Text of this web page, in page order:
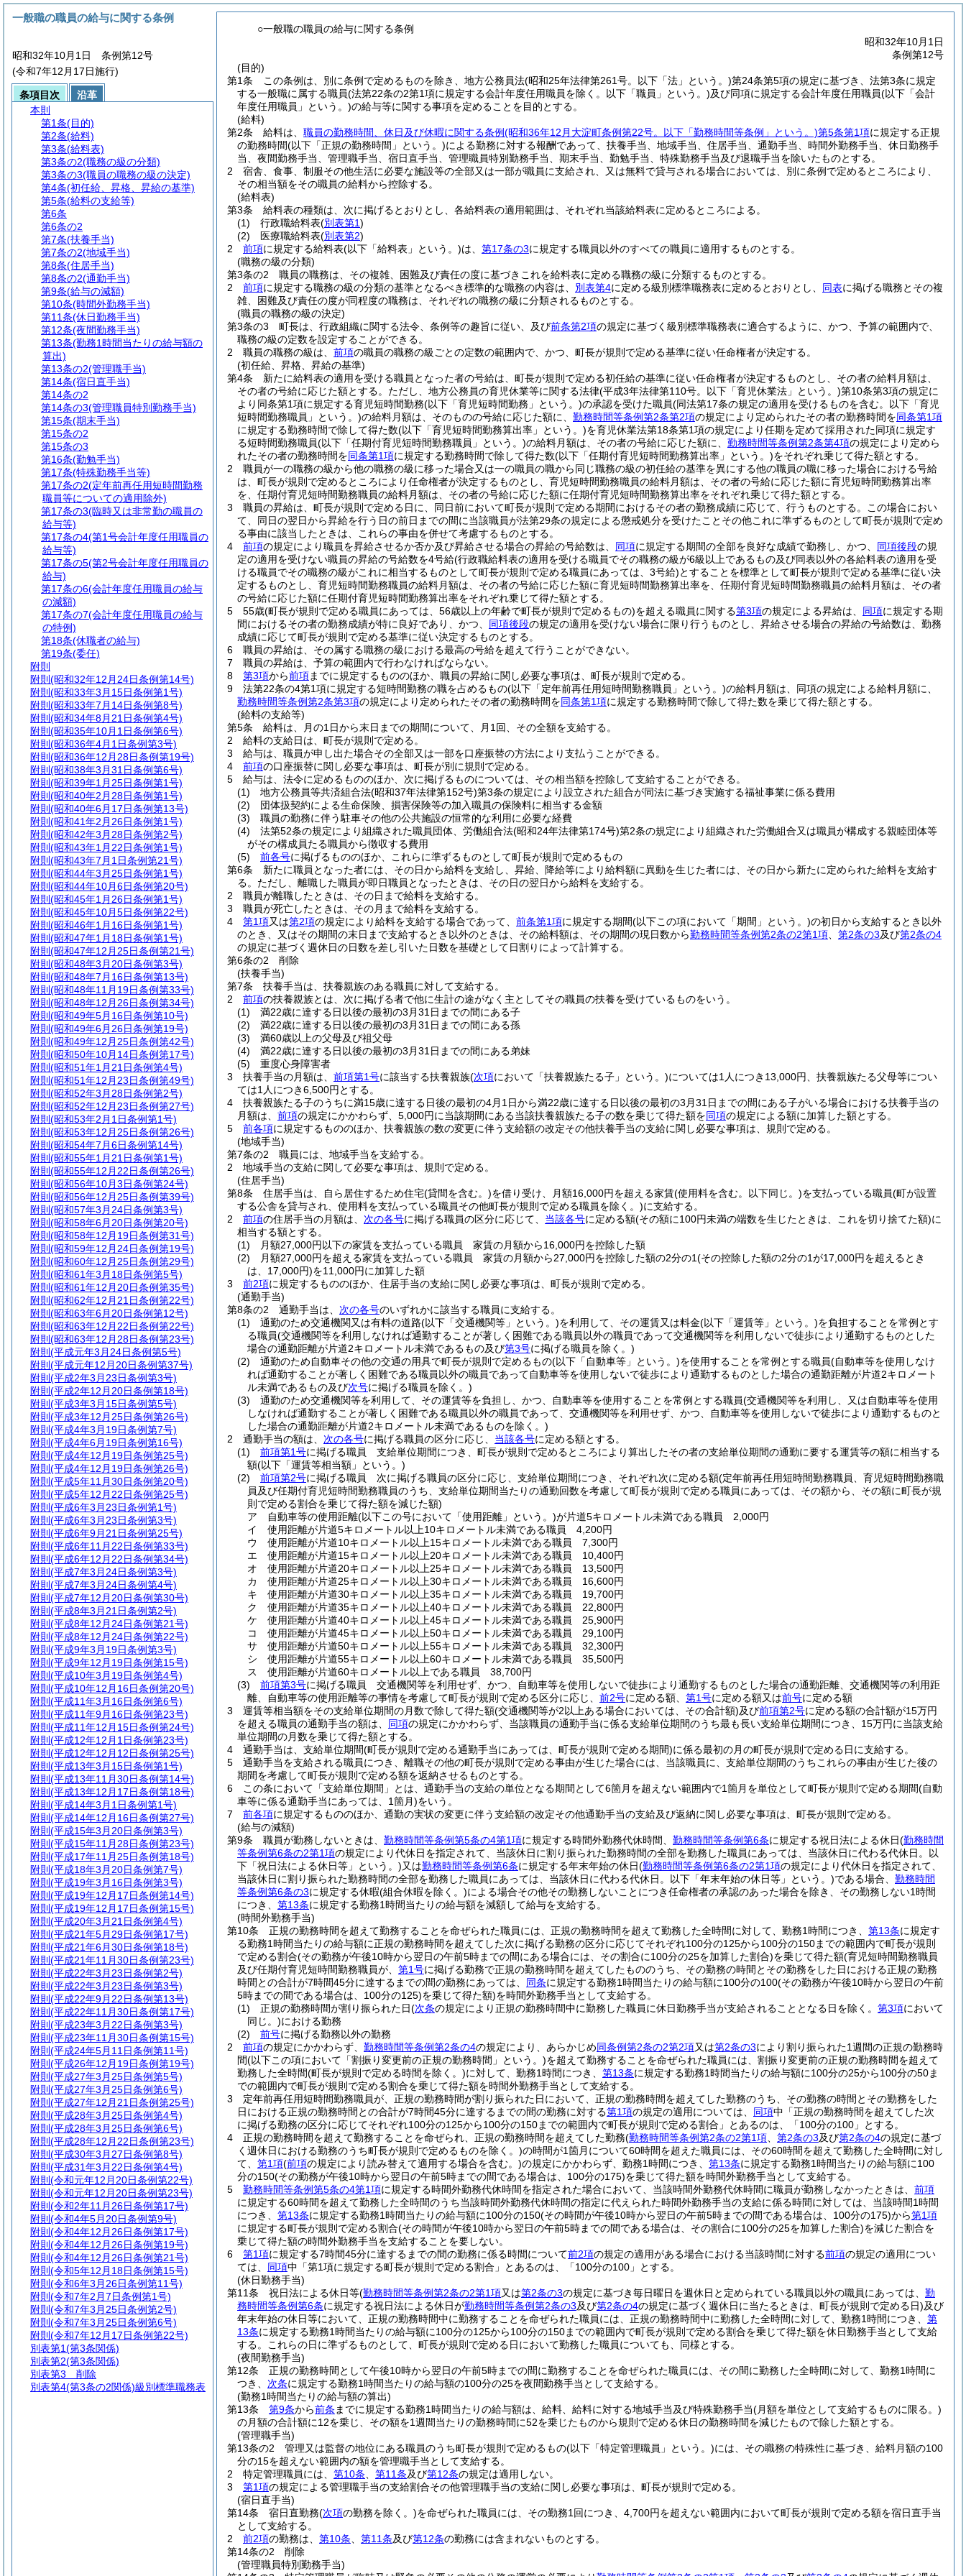
○一般職の職員の給与に関する条例
昭和32年10月1日
条例第12号
(目的)
第1条
この条例は、別に条例で定めるものを除き、地方公務員法(昭和25年法律第261号。以下「法」という。)第24条第5項の規定に基づき、法第3条に規定
する一般職に属する職員(法第22条の2第1項に規定する会計年度任用職員を除く。以下「職員」という。)及び同項に規定する会計年度任用職員(以下「会計
年度任用職員」という。)の給与等に関する事項を定めることを目的とする。
(給料)
第2条
給料は、 職員の勤務時間、休日及び休暇に関する条例(昭和36年12月大淀町条例第22号。以下「勤務時間等条例」という。)第5条第1項に規定する正規
の勤務時間(以下「正規の勤務時間」という。)による勤務に対する報酬であって、扶養手当、地域手当、住居手当、通勤手当、時間外勤務手当、休日勤務手
当、夜間勤務手当、管理職手当、宿日直手当、管理職員特別勤務手当、期末手当、勤勉手当、特殊勤務手当及び退職手当を除いたものとする。
2
宿舎、食事、制服その他生活に必要な施設等の全部又は一部が職員に支給され、又は無料で貸与される場合においては、別に条例で定めるところにより、
その相当額をその職員の給料から控除する。
(給料表)
第3条
給料表の種類は、次に掲げるとおりとし、各給料表の適用範囲は、それぞれ当該給料表に定めるところによる。
(1)
行政職給料表(別表第1)
(2)
医療職給料表(別表第2)
2
前項に規定する給料表(以下「給料表」という。)は、 第17条の3に規定する職員以外のすべての職員に適用するものとする。
(職務の級の分類)
第3条の2
職員の職務は、その複雑、困難及び責任の度に基づきこれを給料表に定める職務の級に分類するものとする。
2
前項に規定する職務の級の分類の基準となるべき標準的な職務の内容は、 別表第4に定める級別標準職務表に定めるとおりとし、 同表に掲げる職務とその複
雑、困難及び責任の度が同程度の職務は、それぞれの職務の級に分類されるものとする。
(職員の職務の級の決定)
第3条の3
町長は、行政組織に関する法令、条例等の趣旨に従い、及び前条第2項の規定に基づく級別標準職務表に適合するように、かつ、予算の範囲内で、
職務の級の定数を設定することができる。
2
職員の職務の級は、 前項の職員の職務の級ごとの定数の範囲内で、かつ、町長が規則で定める基準に従い任命権者が決定する。
(初任給、昇格、昇給の基準)
第4条
新たに給料表の適用を受ける職員となった者の号給は、町長が規則で定める初任給の基準に従い任命権者が決定するものとし、その者の給料月額は、
その者の号給に応じた額とする。 ただし、地方公務員の育児休業等に関する法律(平成3年法律第110号。以下「育児休業法」という。)第10条第3項の規定に
より同条第1項に規定する育児短時間勤務(以下「育児短時間勤務」という。)の承認を受けた職員(同法第17条の規定の適用を受けるものを含む。以下「育児
短時間勤務職員」という。)の給料月額は、そのものの号給に応じた額に、 勤務時間等条例第2条第2項の規定により定められたその者の勤務時間を同条第1項
に規定する勤務時間で除して得た数(以下「育児短時間勤務算出率」という。)を育児休業法第18条第1項の規定により任期を定めて採用された同項に規定す
る短時間勤務職員(以下「任期付育児短時間勤務職員」という。)の給料月額は、その者の号給に応じた額に、 勤務時間等条例第2条第4項の規定により定めら
れたその者の勤務時間を同条第1項に規定する勤務時間で除して得た数(以下「任期付育児短時間勤務算出率」という。)をそれぞれ乗じて得た額とする。
2
職員が一の職務の級から他の職務の級に移った場合又は一の職員の職から同じ職務の級の初任給の基準を異にする他の職員の職に移った場合における号給
は、町長が規則で定めるところにより任命権者が決定するものとし、育児短時間勤務職員の給料月額は、その者の号給に応じた額に育児短時間勤務算出率
を、任期付育児短時間勤務職員の給料月額は、その者の号給に応じた額に任期付育児短時間勤務算出率をそれぞれ乗じて得た額とする。
3
職員の昇給は、町長が規則で定める日に、同日前において町長が規則で定める期間におけるその者の勤務成績に応じて、行うものとする。
この場合におい
て、同日の翌日から昇給を行う日の前日までの間に当該職員が法第29条の規定による懲戒処分を受けたことその他これに準ずるものとして町長が規則で定め
る事由に該当したときは、これらの事由を併せて考慮するものとする。
4
前項の規定により職員を昇給させるか否か及び昇給させる場合の昇給の号給数は、 同項に規定する期間の全部を良好な成績で勤務し、かつ、 同項後段の規
定の適用を受けない職員の昇給の号給数を4号給(行政職給料表の適用を受ける職員でその職務の級が6級以上であるもの及び同表以外の各給料表の適用を受
ける職員でその職務の級がこれに相当するものとして町長が規則で定める職員にあっては、3号給)とすることを標準として町長が規則で定める基準に従い決
定するものとし、育児短時間勤務職員の給料月額は、その者の号給に応じた額に育児短時間勤務算出率を、任期付育児短時間勤務職員の給料月額は、その者
の号給に応じた額に任期付育児短時間勤務算出率をそれぞれ乗じて得た額とする。
5
55歳(町長が規則で定める職員にあっては、56歳以上の年齢で町長が規則で定めるもの)を超える職員に関する第3項の規定による昇給は、 同項に規定する期
間におけるその者の勤務成績が特に良好であり、かつ、 同項後段の規定の適用を受けない場合に限り行うものとし、昇給させる場合の昇給の号給数は、勤務
成績に応じて町長が規則で定める基準に従い決定するものとする。
6
職員の昇給は、その属する職務の級における最高の号給を超えて行うことができない。
7
職員の昇給は、予算の範囲内で行わなければならない。
8
第3項から前項までに規定するもののほか、職員の昇給に関し必要な事項は、町長が規則で定める。
9
法第22条の4第1項に規定する短時間勤務の職を占めるもの(以下「定年前再任用短時間勤務職員」という。)の給料月額は、同項の規定による給料月額に、
勤務時間等条例第2条第3項の規定により定められたその者の勤務時間を同条第1項に規定する勤務時間で除して得た数を乗じて得た額とする。
(給料の支給等)
第5条
給料は、月の1日から末日までの期間について、月1回、その全額を支給する。
2
給料の支給日は、町長が規則で定める。
3
給与は、職員が申し出た場合その全部又は一部を口座振替の方法により支払うことができる。
4
前項の口座振替に関し必要な事項は、町長が別に規則で定める。
5
給与は、法令に定めるもののほか、次に掲げるものについては、その相当額を控除して支給することができる。
(1)
地方公務員等共済組合法(昭和37年法律第152号)第3条の規定により設立された組合が同法に基づき実施する福祉事業に係る費用
(2)
団体扱契約による生命保険、損害保険等の加入職員の保険料に相当する金額
(3)
職員の勤務に伴う駐車その他の公共施設の恒常的な利用に必要な経費
(4)
法第52条の規定により組織された職員団体、労働組合法(昭和24年法律第174号)第2条の規定により組織された労働組合又は職員が構成する親睦団体等
がその構成員たる職員から徴収する費用
(5)
前各号に掲げるもののほか、これらに準ずるものとして町長が規則で定めるもの
第6条
新たに職員となった者には、その日から給料を支給し、昇給、降給等により給料額に異動を生じた者には、その日から新たに定められた給料を支給す
る。 ただし、離職した職員が即日職員となったときは、その日の翌日から給料を支給する。
2
職員が離職したときは、その日まで給料を支給する。
3
職員が死亡したときは、その月まで給料を支給する。
4
第1項又は第2項の規定により給料を支給する場合であって、 前条第1項に規定する期間(以下この項において「期間」という。)の初日から支給するとき以外
のとき、又はその期間の末日まで支給するとき以外のときは、その給料額は、その期間の現日数から勤務時間等条例第2条の2第1項 第2条の3及び第2条の4
の規定に基づく週休日の日数を差し引いた日数を基礎として日割りによって計算する。
第6条の2
削除
(扶養手当)
第7条
扶養手当は、扶養親族のある職員に対して支給する。
2
前項の扶養親族とは、次に掲げる者で他に生計の途がなく主としてその職員の扶養を受けているものをいう。
(1)
満22歳に達する日以後の最初の3月31日までの間にある子
(2)
満22歳に達する日以後の最初の3月31日までの間にある孫
(3)
満60歳以上の父母及び祖父母
(4)
満22歳に達する日以後の最初の3月31日までの間にある弟妹
(5)
重度心身障害者
3
扶養手当の月額は、 前項第1号に該当する扶養親族(次項において「扶養親族たる子」という。)については1人につき13,000円、扶養親族たる父母等につい
ては1人につき6,500円とする。
4
扶養親族たる子のうちに満15歳に達する日後の最初の4月1日から満22歳に達する日以後の最初の3月31日までの間にある子がいる場合における扶養手当の
月額は、 前項の規定にかかわらず、5,000円に当該期間にある当該扶養親族たる子の数を乗じて得た額を同項の規定による額に加算した額とする。
5
前各項に規定するもののほか、扶養親族の数の変更に伴う支給額の改定その他扶養手当の支給に関し必要な事項は、規則で定める。
(地域手当)
第7条の2
職員には、地域手当を支給する。
2
地域手当の支給に関して必要な事項は、規則で定める。
(住居手当)
第8条
住居手当は、自ら居住するため住宅(貸間を含む。)を借り受け、月額16,000円を超える家賃(使用料を含む。以下同じ。)を支払っている職員(町が設置
する公舎を貸与され、使用料を支払っている職員その他町長が規則で定める職員を除く。)に支給する。
2
前項の住居手当の月額は、 次の各号に掲げる職員の区分に応じて、 当該各号に定める額(その額に100円未満の端数を生じたときは、これを切り捨てた額)に
相当する額とする。
(1)
月額27,000円以下の家賃を支払っている職員 家賃の月額から16,000円を控除した額
(2)
月額27,000円を超える家賃を支払っている職員 家賃の月額から27,000円を控除した額の2分の1(その控除した額の2分の1が17,000円を超えるとき
は、17,000円)を11,000円に加算した額
3
前2項に規定するもののほか、住居手当の支給に関し必要な事項は、町長が規則で定める。
(通勤手当)
第8条の2
通勤手当は、 次の各号のいずれかに該当する職員に支給する。
(1)
通勤のため交通機関又は有料の道路(以下「交通機関等」という。)を利用して、その運賃又は料金(以下「運賃等」という。)を負担することを常例とす
る職員(交通機関等を利用しなければ通勤することが著しく困難である職員以外の職員であって交通機関等を利用しないで徒歩により通勤するものとした
場合の通勤距離が片道2キロメートル未満であるもの及び第3号に掲げる職員を除く。)
(2)
通勤のため自動車その他の交通の用具で町長が規則で定めるもの(以下「自動車等」という。)を使用することを常例とする職員(自動車等を使用しなけ
れば通勤することが著しく困難である職員以外の職員であって自動車等を使用しないで徒歩により通勤するものとした場合の通勤距離が片道2キロメート
ル未満であるもの及び次号に掲げる職員を除く。)
(3)
通勤のため交通機関等を利用して、その運賃等を負担し、かつ、自動車等を使用することを常例とする職員(交通機関等を利用し、又は自動車等を使用
しなければ通勤することが著しく困難である職員以外の職員であって、交通機関等を利用せず、かつ、自動車等を使用しないで徒歩により通勤するものと
した場合の通勤距離が片道2キロメートル未満であるものを除く。)
2
通勤手当の額は、 次の各号に掲げる職員の区分に応じ、 当該各号に定める額とする。
(1)
前項第1号に掲げる職員 支給単位期間につき、町長が規則で定めるところにより算出したその者の支給単位期間の通勤に要する運賃等の額に相当する
額(以下「運賃等相当額」という。)
(2)
前項第2号に掲げる職員 次に掲げる職員の区分に応じ、支給単位期間につき、それぞれ次に定める額(定年前再任用短時間勤務職員、育児短時間勤務職
員及び任期付育児短時間勤務職員のうち、支給単位期間当たりの通勤回数を考慮して町長が規則で定める職員にあっては、その額から、その額に町長が規
則で定める割合を乗じて得た額を減じた額)
ア
自動車等の使用距離(以下この号において「使用距離」という。)が片道5キロメートル未満である職員 2,000円
イ
使用距離が片道5キロメートル以上10キロメートル未満である職員 4,200円
ウ
使用距離が片道10キロメートル以上15キロメートル未満である職員 7,300円
エ
使用距離が片道15キロメートル以上20キロメートル未満である職員 10,400円
オ
使用距離が片道20キロメートル以上25キロメートル未満である職員 13,500円
カ
使用距離が片道25キロメートル以上30キロメートル未満である職員 16,600円
キ
使用距離が片道30キロメートル以上35キロメートル未満である職員 19,700円
ク
使用距離が片道35キロメートル以上40キロメートル未満である職員 22,800円
ケ
使用距離が片道40キロメートル以上45キロメートル未満である職員 25,900円
コ
使用距離が片道45キロメートル以上50キロメートル未満である職員 29,100円
サ
使用距離が片道50キロメートル以上55キロメートル未満である職員 32,300円
シ
使用距離が片道55キロメートル以上60キロメートル未満である職員 35,500円
ス
使用距離が片道60キロメートル以上である職員 38,700円
(3)
前項第3号に掲げる職員 交通機関等を利用せず、かつ、自動車等を使用しないで徒歩により通勤するものとした場合の通勤距離、交通機関等の利用距
離、自動車等の使用距離等の事情を考慮して町長が規則で定める区分に応じ、 前2号に定める額、 第1号に定める額又は前号に定める額
3
運賃等相当額をその支給単位期間の月数で除して得た額(交通機関等が2以上ある場合においては、その合計額)及び前項第2号に定める額の合計額が15万円
を超える職員の通勤手当の額は、 同項の規定にかかわらず、当該職員の通勤手当に係る支給単位期間のうち最も長い支給単位期間につき、15万円に当該支給
単位期間の月数を乗じて得た額とする。
4
通勤手当は、支給単位期間(町長が規則で定める通勤手当にあっては、町長が規則で定める期間)に係る最初の月の町長が規則で定める日に支給する。
5
通勤手当を支給される職員につき、離職その他の町長が規則で定める事由が生じた場合には、当該職員に、支給単位期間のうちこれらの事由が生じた後の
期間を考慮して町長が規則で定める額を返納させるものとする。
6
この条において「支給単位期間」とは、通勤手当の支給の単位となる期間として6箇月を超えない範囲内で1箇月を単位として町長が規則で定める期間(自動
車等に係る通勤手当にあっては、1箇月)をいう。
7
前各項に規定するもののほか、通勤の実状の変更に伴う支給額の改定その他通勤手当の支給及び返納に関し必要な事項は、町長が規則で定める。
(給与の減額)
第9条
職員が勤務しないときは、 勤務時間等条例第5条の4第1項に規定する時間外勤務代休時間、 勤務時間等条例第6条に規定する祝日法による休日(勤務時間
等条例第6条の2第1項の規定により代休日を指定されて、当該休日に割り振られた勤務時間の全部を勤務した職員にあっては、当該休日に代わる代休日。以
下「祝日法による休日等」という。)又は勤務時間等条例第6条に規定する年末年始の休日(勤務時間等条例第6条の2第1項の規定により代休日を指定されて、
当該休日に割り振られた勤務時間の全部を勤務した職員にあっては、当該休日に代わる代休日。以下「年末年始の休日等」という。)である場合、 勤務時間
等条例第6条の3に規定する休暇(組合休暇を除く。)による場合その他その勤務しないことにつき任命権者の承認のあった場合を除き、その勤務しない1時間
につき、 第13条に規定する勤務1時間当たりの給与額を減額して給与を支給する。
(時間外勤務手当)
第10条
正規の勤務時間を超えて勤務することを命ぜられた職員には、正規の勤務時間を超えて勤務した全時間に対して、勤務1時間につき、 第13条に規定す
る勤務1時間当たりの給与額に正規の勤務時間を超えてした次に掲げる勤務の区分に応じてそれぞれ100分の125から100分の150までの範囲内で町長が規則
で定める割合(その勤務が午後10時から翌日の午前5時までの間にある場合には、その割合に100分の25を加算した割合)を乗じて得た額(育児短時間勤務職員
及び任期付育児短時間勤務職員が、 第1号に掲げる勤務で正規の勤務時間を超えてしたもののうち、その勤務の時間とその勤務をした日における正規の勤務
時間との合計が7時間45分に達するまでの間の勤務にあっては、 同条に規定する勤務1時間当たりの給与額に100分の100(その勤務が午後10時から翌日の午前
5時までの間である場合は、100分の125)を乗じて得た額)を時間外勤務手当として支給する。
(1)
正規の勤務時間が割り振られた日(次条の規定により正規の勤務時間中に勤務した職員に休日勤務手当が支給されることとなる日を除く。 第3項において
同じ。)における勤務
(2)
前号に掲げる勤務以外の勤務
2
前項の規定にかかわらず、 勤務時間等条例第2条の4の規定により、あらかじめ同条例第2条の2第2項又は第2条の3により割り振られた1週間の正規の勤務時
間(以下この項において「割振り変更前の正規の勤務時間」という。)を超えて勤務することを命ぜられた職員には、割振り変更前の正規の勤務時間を超えて
勤務した全時間(町長が規則で定める時間を除く。)に対して、勤務1時間につき、 第13条に規定する勤務1時間当たりの給与額に100分の25から100分の50ま
での範囲内で町長が規則で定める割合を乗じて得た額を時間外勤務手当として支給する。
3
定年前再任用短時間勤務職員が、正規の勤務時間が割り振られた日において、正規の勤務時間を超えてした勤務のうち、その勤務の時間とその勤務をした
日における正規の勤務時間との合計が7時間45分に達するまでの間の勤務に対する第1項の規定の適用については、 同項中「正規の勤務時間を超えてした次
に掲げる勤務の区分に応じてそれぞれ100分の125から100分の150までの範囲内で町長が規則で定める割合」とあるのは、「100分の100」とする。
4
正規の勤務時間を超えて勤務することを命ぜられ、正規の勤務時間を超えてした勤務(勤務時間等条例第2条の2第1項 第2条の3及び第2条の4の規定に基づ
く週休日における勤務のうち町長が規則で定めるものを除く。)の時間が1箇月について60時間を超えた職員には、その60時間を超えて勤務した全時間に対し
て、 第1項(前項の規定により読み替えて適用する場合を含む。)の規定にかかわらず、勤務1時間につき、 第13条に規定する勤務1時間当たりの給与額に100
分の150(その勤務が午後10時から翌日の午前5時までの間である場合は、100分の175)を乗じて得た額を時間外勤務手当として支給する。
5
勤務時間等条例第5条の4第1項に規定する時間外勤務代休時間を指定された場合において、当該時間外勤務代休時間に職員が勤務しなかったときは、 前項
に規定する60時間を超えて勤務した全時間のうち当該時間外勤務代休時間の指定に代えられた時間外勤務手当の支給に係る時間に対しては、当該時間1時間
につき、 第13条に規定する勤務1時間当たりの給与額に100分の150(その時間が午後10時から翌日の午前5時までの間である場合は、100分の175)から第1項
に規定する町長が規則で定める割合(その時間が午後10時から翌日の午前5時までの間である場合は、その割合に100分の25を加算した割合)を減じた割合を
乗じて得た額の時間外勤務手当を支給することを要しない。
6
第1項に規定する7時間45分に達するまでの間の勤務に係る時間について前2項の規定の適用がある場合における当該時間に対する前項の規定の適用につい
ては、 同項中「第1項に規定する町長が規則で定める割合」とあるのは、「100分の100」とする。
(休日勤務手当)
第11条
祝日法による休日等(勤務時間等条例第2条の2第1項又は第2条の3の規定に基づき毎日曜日を週休日と定められている職員以外の職員にあっては、 勤
務時間等条例第6条に規定する祝日法による休日が勤務時間等条例第2条の3及び第2条の4の規定に基づく週休日に当たるときは、町長が規則で定める日)及び
年末年始の休日等において、正規の勤務時間中に勤務することを命ぜられた職員には、正規の勤務時間中に勤務した全時間に対して、勤務1時間につき、 第
13条に規定する勤務1時間当たりの給与額に100分の125から100分の150までの範囲内で町長が規則で定める割合を乗じて得た額を休日勤務手当として支給
する。
これらの日に準ずるものとして、町長が規則で定める日において勤務した職員についても、同様とする。
(夜間勤務手当)
第12条
正規の勤務時間として午後10時から翌日の午前5時までの間に勤務することを命ぜられた職員には、その間に勤務した全時間に対して、勤務1時間に
つき、 次条に規定する勤務1時間当たりの給与額の100分の25を夜間勤務手当として支給する。
(勤務1時間当たりの給与額の算出)
第13条
第9条から前条 までに規定する勤務1時間当たりの給与額は、給料、給料に対する地域手当及び特殊勤務手当(月額を単位として支給するものに限る。)
の月額の合計額に12を乗じ、その額を1週間当たりの勤務時間に52を乗じたものから規則で定める休日の勤務時間を減じたもので除した額とする。
(管理職手当)
第13条の2
管理又は監督の地位にある職員のうち町長が規則で定めるもの(以下「特定管理職員」という。)には、その職務の特殊性に基づき、給料月額の100
分の15を超えない範囲内の額を管理職手当として支給する。
2
特定管理職員には、 第10条 第11条及び第12条の規定は適用しない。
3
第1項の規定による管理職手当の支給割合その他管理職手当の支給に関し必要な事項は、町長が規則で定める。
(宿日直手当)
第14条
宿日直勤務(次項の勤務を除く。)を命ぜられた職員には、その勤務1回につき、4,700円を超えない範囲内において町長が規則で定める額を宿日直手当
として支給する。
2
前2項の勤務は、 第10条 第11条及び第12条の勤務には含まれないものとする。
第14条の2
削除
(管理職員特別勤務手当)
一般職の職員の給与に関する条例
昭和32年10月1日 条例第12号
(令和7年12月17日施行)
条項目次
沿革
本則
第1条(目的)
第2条(給料)
第3条(給料表)
第3条の2(職務の級の分類)
第3条の3(職員の職務の級の決定)
第4条(初任給、昇格、昇給の基準)
第5条(給料の支給等)
第6条
第6条の2
第7条(扶養手当)
第7条の2(地域手当)
第8条(住居手当)
第8条の2(通勤手当)
第9条(給与の減額)
第10条(時間外勤務手当)
第11条(休日勤務手当)
第12条(夜間勤務手当)
第13条(勤務1時間当たりの給与額の
算出)
第13条の2(管理職手当)
第14条(宿日直手当)
第14条の2
第14条の3(管理職員特別勤務手当)
第15条(期末手当)
第15条の2
第15条の3
第16条(勤勉手当)
第17条(特殊勤務手当等)
第17条の2(定年前再任用短時間勤務
職員等についての適用除外)
第17条の3(臨時又は非常勤の職員の
給与等)
第17条の4(第1号会計年度任用職員の
給与等)
第17条の5(第2号会計年度任用職員の
給与)
第17条の6(会計年度任用職員の給与
の減額)
第17条の7(会計年度任用職員の給与
の特例)
第18条(休職者の給与)
第19条(委任)
附則
附則 (昭和32年12月24日条例第14号)
附則 (昭和33年3月15日条例第1号)
附則 (昭和33年7月14日条例第8号)
附則 (昭和34年8月21日条例第4号)
附則 (昭和35年10月1日条例第6号)
附則 (昭和36年4月1日条例第3号)
附則 (昭和36年12月28日条例第19号)
附則 (昭和38年3月31日条例第6号)
附則 (昭和39年1月25日条例第1号)
附則 (昭和40年2月28日条例第1号)
附則 (昭和40年6月17日条例第13号)
附則 (昭和41年2月26日条例第1号)
附則 (昭和42年3月28日条例第2号)
附則 (昭和43年1月22日条例第1号)
附則 (昭和43年7月1日条例第21号)
附則 (昭和44年3月25日条例第1号)
附則 (昭和44年10月6日条例第20号)
附則 (昭和45年1月26日条例第1号)
附則 (昭和45年10月5日条例第22号)
附則 (昭和46年1月16日条例第1号)
附則 (昭和47年1月18日条例第1号)
附則 (昭和47年12月25日条例第21号)
附則 (昭和48年3月20日条例第3号)
附則 (昭和48年7月16日条例第13号)
附則 (昭和48年11月19日条例第33号)
附則 (昭和48年12月26日条例第34号)
附則 (昭和49年5月16日条例第10号)
附則 (昭和49年6月26日条例第19号)
附則 (昭和49年12月25日条例第42号)
附則 (昭和50年10月14日条例第17号)
附則 (昭和51年1月21日条例第4号)
附則 (昭和51年12月23日条例第49号)
附則 (昭和52年3月28日条例第2号)
附則 (昭和52年12月23日条例第27号)
附則 (昭和53年2月1日条例第1号)
附則 (昭和53年12月25日条例第26号)
附則 (昭和54年7月6日条例第14号)
附則 (昭和55年1月21日条例第1号)
附則 (昭和55年12月22日条例第26号)
附則 (昭和56年10月3日条例第24号)
附則 (昭和56年12月25日条例第39号)
附則 (昭和57年3月24日条例第3号)
附則 (昭和58年6月20日条例第20号)
附則 (昭和58年12月19日条例第31号)
附則 (昭和59年12月24日条例第19号)
附則 (昭和60年12月25日条例第29号)
附則 (昭和61年3月18日条例第5号)
附則 (昭和61年12月20日条例第35号)
附則 (昭和62年12月21日条例第22号)
附則 (昭和63年6月20日条例第12号)
附則 (昭和63年12月22日条例第22号)
附則 (昭和63年12月28日条例第23号)
附則 (平成元年3月24日条例第5号)
附則 (平成元年12月20日条例第37号)
附則 (平成2年3月23日条例第3号)
附則 (平成2年12月20日条例第18号)
附則 (平成3年3月15日条例第5号)
附則 (平成3年12月25日条例第26号)
附則 (平成4年3月19日条例第7号)
附則 (平成4年6月19日条例第16号)
附則 (平成4年12月19日条例第25号)
附則 (平成4年12月19日条例第26号)
附則 (平成5年11月30日条例第20号)
附則 (平成5年12月22日条例第25号)
附則 (平成6年3月23日条例第1号)
附則 (平成6年3月23日条例第3号)
附則 (平成6年9月21日条例第25号)
附則 (平成6年11月22日条例第33号)
附則 (平成6年12月22日条例第34号)
附則 (平成7年3月24日条例第3号)
附則 (平成7年3月24日条例第4号)
附則 (平成7年12月20日条例第30号)
附則 (平成8年3月21日条例第2号)
附則 (平成8年12月24日条例第21号)
附則 (平成8年12月24日条例第22号)
附則 (平成9年3月19日条例第3号)
附則 (平成9年12月19日条例第15号)
附則 (平成10年3月19日条例第4号)
附則 (平成10年12月16日条例第20号)
附則 (平成11年3月16日条例第6号)
附則 (平成11年9月16日条例第23号)
附則 (平成11年12月15日条例第24号)
附則 (平成12年12月1日条例第23号)
附則 (平成12年12月12日条例第25号)
附則 (平成13年3月15日条例第1号)
附則 (平成13年11月30日条例第14号)
附則 (平成13年12月17日条例第18号)
附則 (平成14年3月1日条例第1号)
附則 (平成14年12月16日条例第27号)
附則 (平成15年3月20日条例第3号)
附則 (平成15年11月28日条例第23号)
附則 (平成17年11月25日条例第18号)
附則 (平成18年3月20日条例第7号)
附則 (平成19年3月16日条例第3号)
附則 (平成19年12月17日条例第14号)
附則 (平成19年12月17日条例第15号)
附則 (平成20年3月21日条例第4号)
附則 (平成21年5月29日条例第17号)
附則 (平成21年6月30日条例第18号)
附則 (平成21年11月30日条例第23号)
附則 (平成22年3月23日条例第2号)
附則 (平成22年3月23日条例第3号)
附則 (平成22年9月22日条例第13号)
附則 (平成22年11月30日条例第17号)
附則 (平成23年3月22日条例第3号)
附則 (平成23年11月30日条例第15号)
附則 (平成24年5月11日条例第11号)
附則 (平成26年12月19日条例第19号)
附則 (平成27年3月25日条例第5号)
附則 (平成27年3月25日条例第6号)
附則 (平成27年12月21日条例第25号)
附則 (平成28年3月25日条例第4号)
附則 (平成28年3月25日条例第6号)
附則 (平成28年12月22日条例第23号)
附則 (平成30年3月27日条例第8号)
附則 (平成31年3月22日条例第4号)
附則 (令和元年12月20日条例第22号)
附則 (令和元年12月20日条例第23号)
附則 (令和2年11月26日条例第17号)
附則 (令和4年5月20日条例第9号)
附則 (令和4年12月26日条例第17号)
附則 (令和4年12月26日条例第19号)
附則 (令和4年12月26日条例第21号)
附則 (令和5年12月18日条例第15号)
附則 (令和6年3月26日条例第11号)
附則 (令和7年2月7日条例第1号)
附則 (令和7年3月25日条例第2号)
附則 (令和7年3月25日条例第6号)
附則 (令和7年12月17日条例第22号)
別表第1(第3条関係)
別表第2(第3条関係)
別表第3 削除
別表第4(第3条の2関係)級別標準職務表